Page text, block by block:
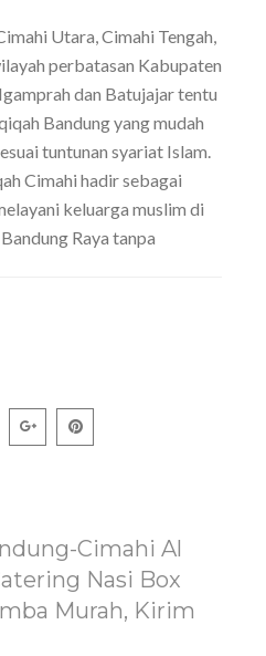
Utara, Cimahi Tengah,
perbatasan Kabupaten
dan Batujajar tentu
Bandung yang mudah
tuntunan syariat Islam.
Cimahi hadir sebagai
keluarga muslim di
Raya tanpa
Cimahi Al
Nasi Box
Murah, Kirim